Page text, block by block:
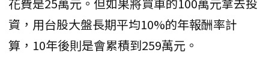
花費是25萬元。但如果將買車的100萬元拿去投
資，用台股大盤長期平均10%的年報酬率計
算，10年後則是會累積到259萬元。